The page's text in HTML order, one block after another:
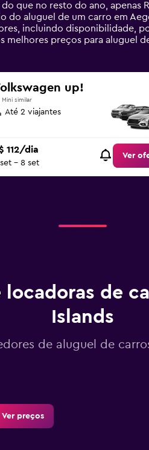
que no resto do ano, apenas
do aluguel de um carro em
incluindo disponibilidade,
melhores preços para aluguel
up!
Mini similar
Até 2 viajantes
112/dia
- 8 set
Ver
de
Islands
de aluguel de
Ver preços